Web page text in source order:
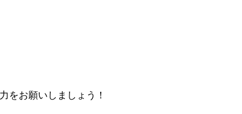
をお願いしましょう！